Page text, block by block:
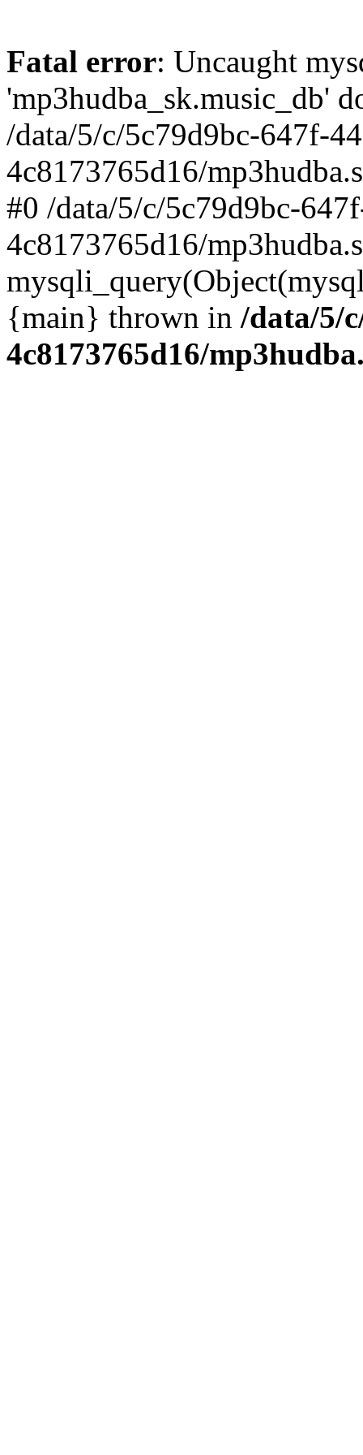
Fatal error: Uncaught
'mp3hudba_sk.music_db'
/data/5/c/5c79d9bc-647f-
4c8173765d16/
#0 /data/5/c/5c79d9bc-
4c8173765d16/
{main} thrown in /data/5/
4c8173765d16/